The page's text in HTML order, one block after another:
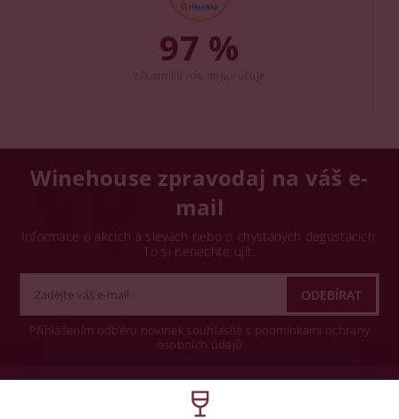
97 %
Winehouse zpravodaj na váš e-
mail
Informace o akcích a slevách nebo o chystaných degustacích.
To si nenechte ujít.
Přihlášením odběru novinek souhlasíte s podmínkami ochrany
osobních údajů